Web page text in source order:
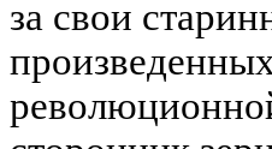
за свои